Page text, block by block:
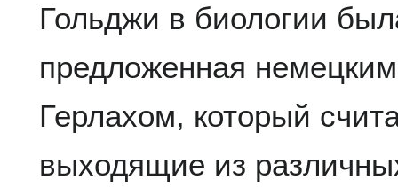
Гольджи в биологии
предложенная
Герлахом, который
выходящие из